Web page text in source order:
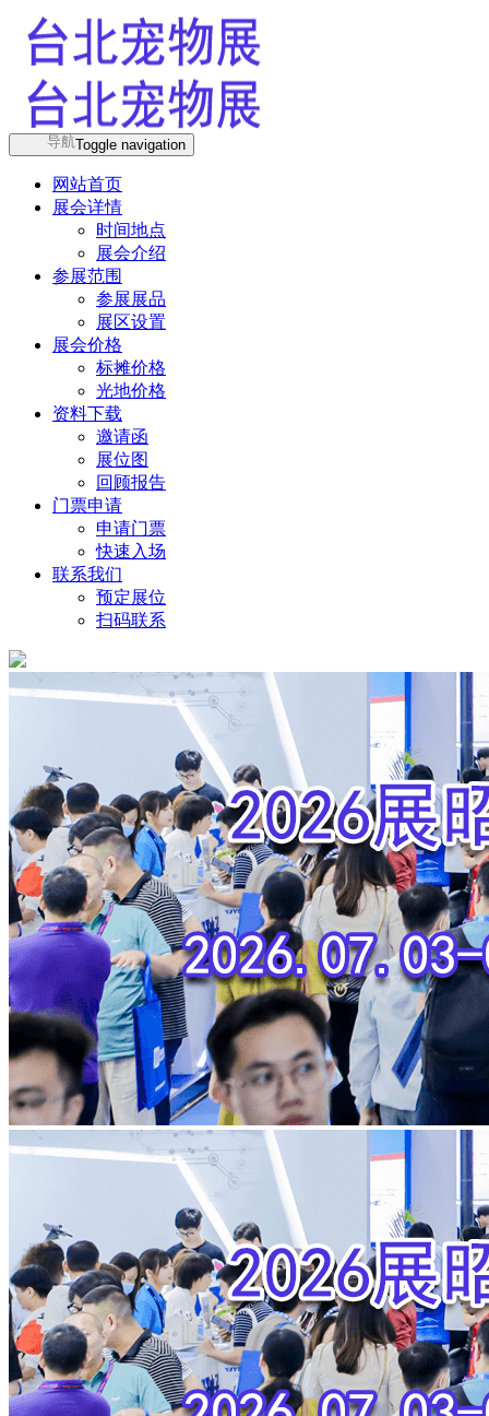
导航Toggle navigation
网站首页
展会详情
时间地点
展会介绍
参展范围
参展展品
展区设置
展会价格
标摊价格
光地价格
资料下载
邀请函
展位图
回顾报告
门票申请
申请门票
快速入场
联系我们
预定展位
扫码联系